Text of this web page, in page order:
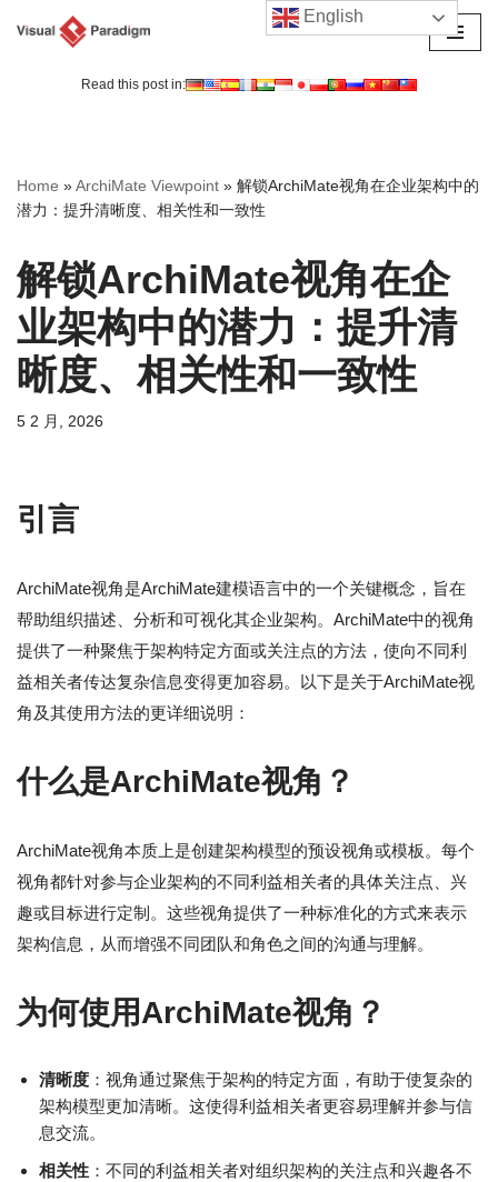
Read this post in:
Home »ArchiMate Viewpoint » 解锁ArchiMate视角在企业架构中的
潜力：提升清晰度、相关性和一致性
解锁ArchiMate视角在企
业架构中的潜力：提升清
晰度、相关性和一致性
5 2 月, 2026
引言
ArchiMate视角是ArchiMate建模语言中的一个关键概念，旨在
帮助组织描述、分析和可视化其企业架构。ArchiMate中的视角
提供了一种聚焦于架构特定方面或关注点的方法，使向不同利
益相关者传达复杂信息变得更加容易。以下是关于ArchiMate视
角及其使用方法的更详细说明：
什么是ArchiMate视角？
ArchiMate视角本质上是创建架构模型的预设视角或模板。每个
视角都针对参与企业架构的不同利益相关者的具体关注点、兴
趣或目标进行定制。这些视角提供了一种标准化的方式来表示
架构信息，从而增强不同团队和角色之间的沟通与理解。
为何使用ArchiMate视角？
清晰度 ：视角通过聚焦于架构的特定方面，有助于使复杂的
架构模型更加清晰。这使得利益相关者更容易理解并参与信
息交流。
相关性 ：不同的利益相关者对组织架构的关注点和兴趣各不
English